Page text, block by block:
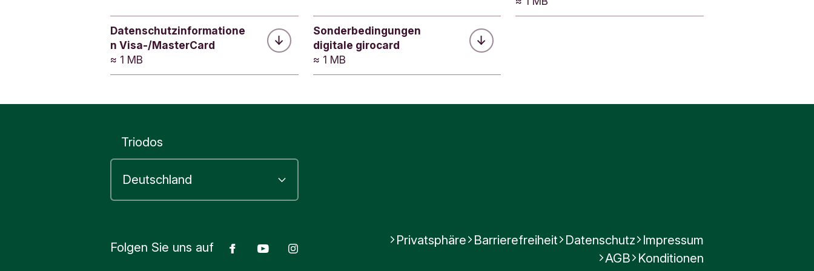
mehr eingelöst werden.
Mehr Infos finden Sie auf der Website des KUNO Sperrdienstes.
3. Folgenummer bereithalten
Die Polizei fragt nach der Folgenummer Ihrer Karte.
Datenschutzinformatione
n Visa-/MasterCard
≈ 1 MB
Sonderbedingungen
digitale girocard
≈ 1 MB
Triodos
Folgen Sie uns auf Facebook
Youtube Privatsphäre Barrierefreiheit Datenschutz Impressum
AGB Konditionen